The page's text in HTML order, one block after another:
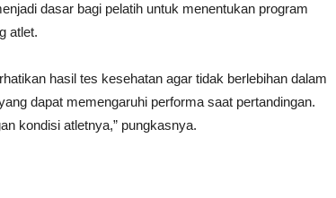
dasar bagi pelatih untuk menentukan program
atlet.
hasil tes kesehatan agar tidak berlebihan dalam
dapat memengaruhi performa saat pertandingan.
kondisi atletnya,” pungkasnya.